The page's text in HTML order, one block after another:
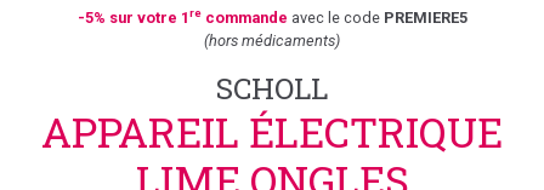
-5% sur votre 1recommande avec le code PREMIERE5
(hors médicaments)
SCHOLL
APPAREIL ÉLECTRIQUE